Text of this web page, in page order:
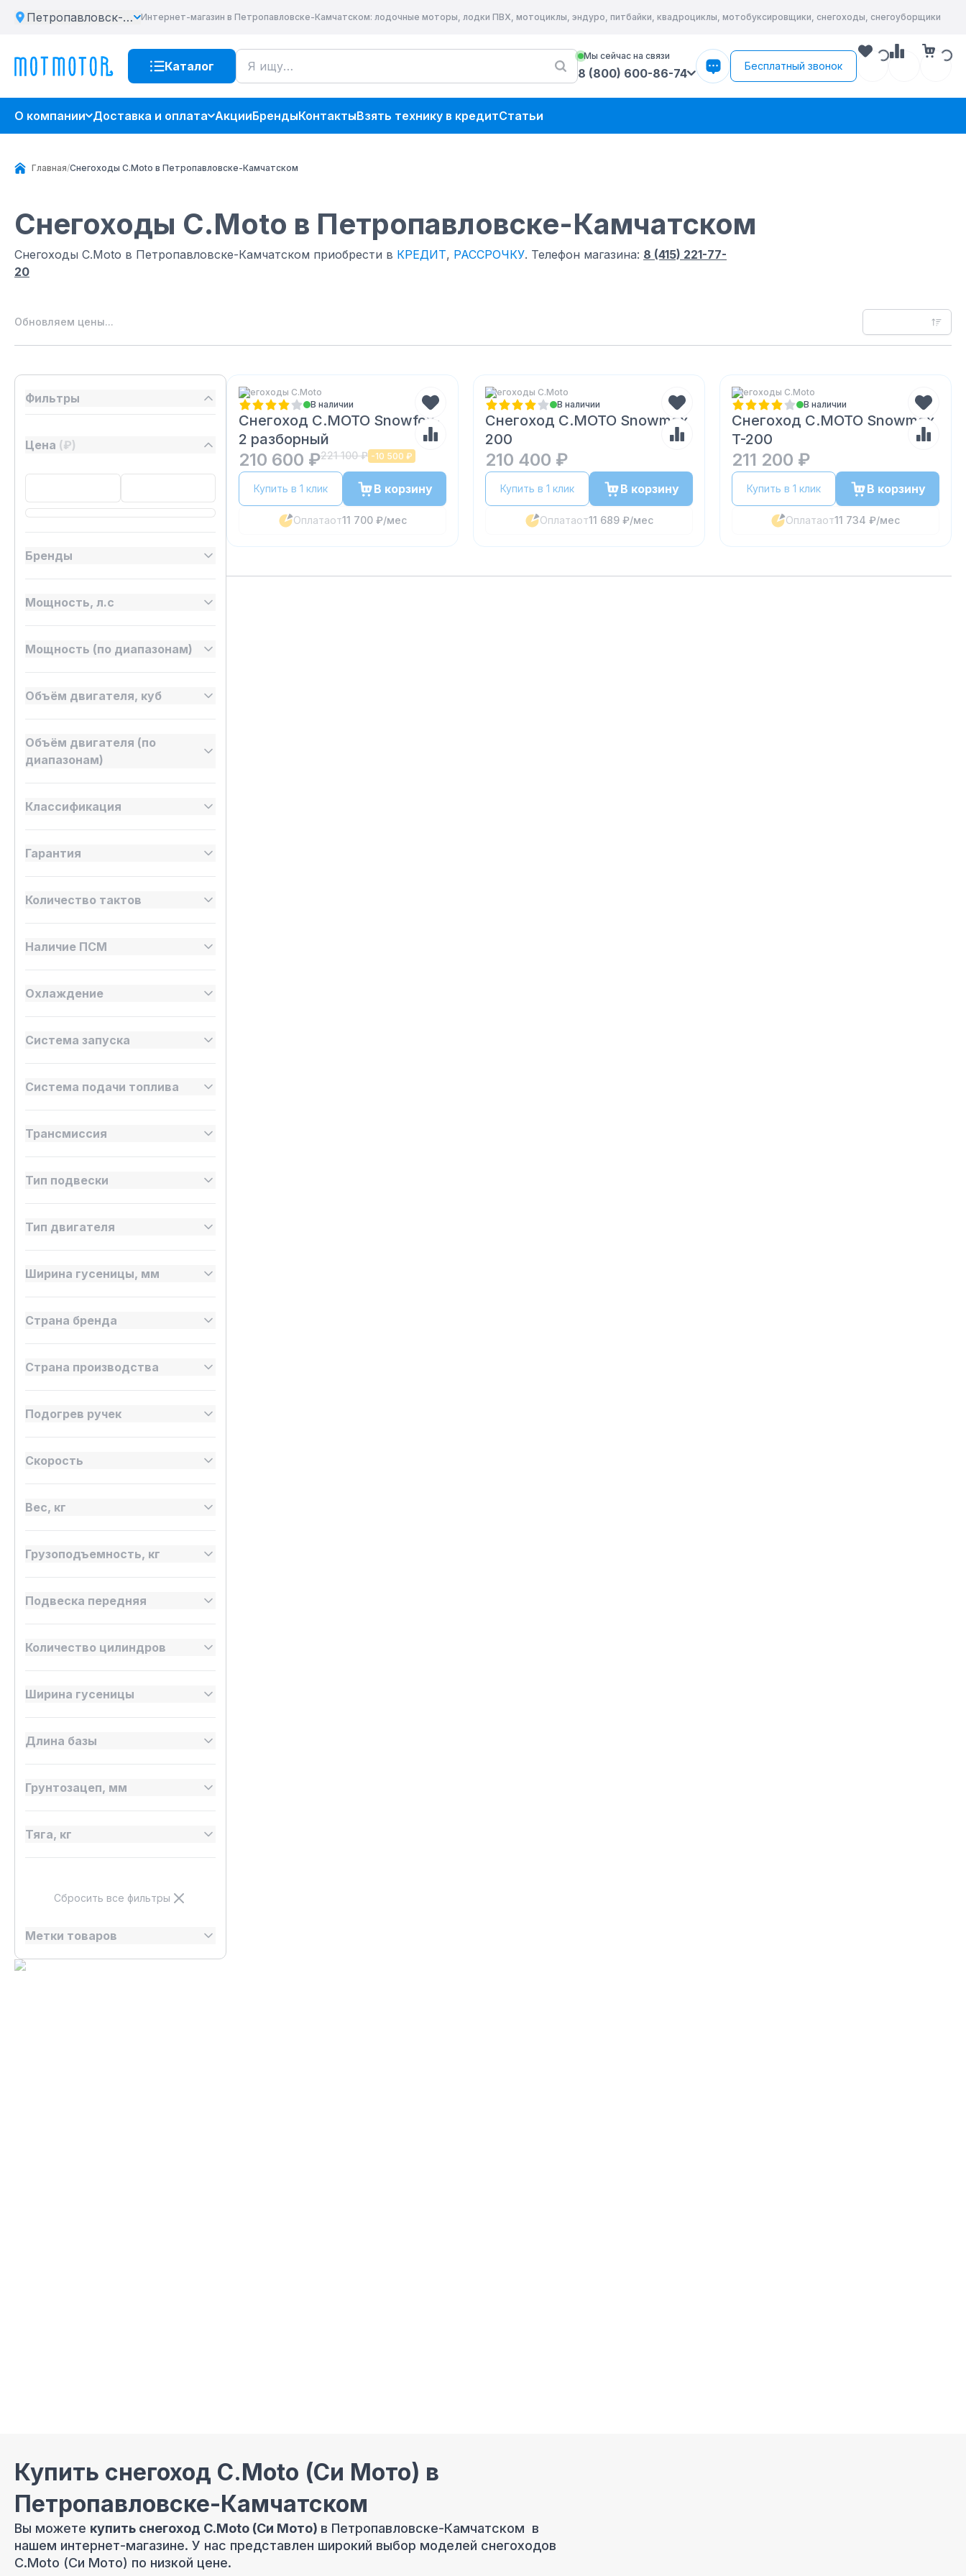
Петропавловск-Камчатский
Интернет-магазин в Петропавловске-Камчатском: лодочные моторы, лодки ПВХ, мотоциклы, эндуро, питбайки, квадроциклы, мотобуксировщики, снегоходы, снегоуборщики
Каталог
Мы сейчас на связи
8 (800) 600-86-74
Бесплатный звонок
О компании Доставка и оплата АкцииБрендыКонтактыВзять технику в кредитСтатьи
Главная/Снегоходы C.Мoto в Петропавловске-Камчатском
Снегоходы C.Мoto в Петропавловске-Камчатском
Снегоходы C.Мoto в Петропавловске-Камчатском приобрести в КРЕДИТ, РАССРОЧКУ. Телефон магазина: 8 (415) 221-77-
20
Обновляем цены...
Фильтры
Цена (₽)
Бренды
Мощность, л.с
Мощность (по диапазонам)
Объём двигателя, куб
Объём двигателя (по
диапазонам)
Классификация
Гарантия
Количество тактов
Наличие ПСМ
Охлаждение
Система запуска
Система подачи топлива
Трансмиссия
Тип подвески
Тип двигателя
Ширина гусеницы, мм
Страна бренда
Страна производства
Подогрев ручек
Скорость
Вес, кг
Грузоподъемность, кг
Подвеска передняя
Количество цилиндров
Ширина гусеницы
Длина базы
Грунтозацеп, мм
Тяга, кг
Сбросить все фильтры
Метки товаров
Снегоходы C.Мoto
В наличии
Снегоход C.MOTO Snowfox-
2 разборный
210 600 ₽221 100 ₽ -10 500 ₽
Купить в 1 клик В корзину
Оплатаот11 700 ₽/мес
Снегоходы C.Мoto
В наличии
Снегоход С.МОТО Snowmax
200
210 400 ₽
Купить в 1 клик В корзину
Оплатаот11 689 ₽/мес
Снегоходы C.Мoto
В наличии
Снегоход C.MOTO Snowmax
T-200
211 200 ₽
Купить в 1 клик В корзину
Оплатаот11 734 ₽/мес
Купить снегоход C.Moto (Си Мото) в
Петропавловске-Камчатском
Вы можете купить снегоход C.Moto (Си Мото) в Петропавловске-Камчатском в
нашем интернет-магазине. У нас представлен широкий выбор моделей снегоходов
C.Moto (Си Мото) по низкой цене.